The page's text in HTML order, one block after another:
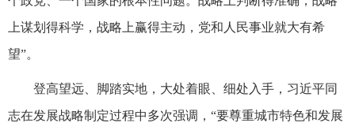
上谋划得科学，战略上赢得主动，党和人民事业就大有希
望”。
登高望远、脚踏实地，大处着眼、细处入手，习近平同
志在发展战略制定过程中多次强调，“要尊重城市特色和发展